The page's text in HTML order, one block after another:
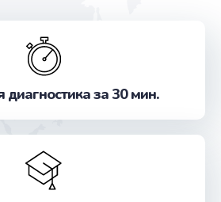
диагностика за 30 мин.